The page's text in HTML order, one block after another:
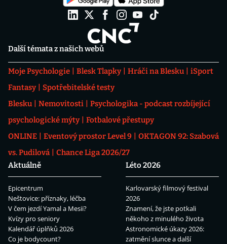
Další témata z našich webů
Moje Psychologie Blesk Tlapky Hráči na Blesku
iSport
Fantasy
Spotřebitelské testy
Blesku
Nemovitosti
Psychologika - podcast rozbíjející
psychologické mýty
Fotbalové přestupy
ONLINE
Eventový prostor Level 9
OKTAGON 92: Szabová
vs. Pudilová
Chance Liga 2026/27
Aktuálně
Epicentrum
Neštovice: příznaky, léčba
V čem jezdí Yamal a Mesii?
Kvízy pro seniory
Kalendář úplňků 2026
Co je bodycount?
Léto 2026
Karlovarský filmový festival
2026
Znamení, že jste potkali
někoho z minulého života
Astronomické úkazy 2026:
zatmění slunce a další